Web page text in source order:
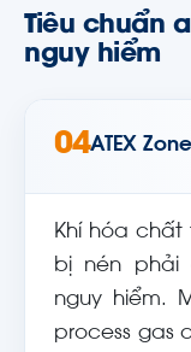
Tiêu chuẩn
nguy hiểm
04ATEX
Khí hóa
bị nén phải
nguy hiểm.
process gas